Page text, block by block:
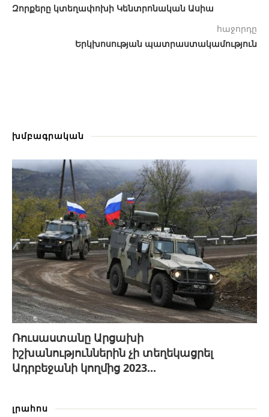
Զորքերը կտեղափոխի Կենտրոնական Ասիա
հաջորդը
Երկխոսության պատրաստակամություն
խմբագրական
Ռուսաստանը Արցախի
իշխանություններին չի տեղեկացրել
Ադրբեջանի կողմից 2023...
լրահոս